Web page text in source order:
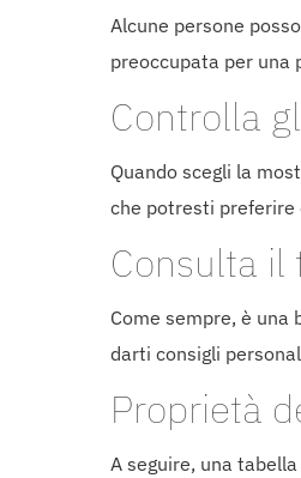
Alcune persone
preoccupata per una
Controlla
Quando scegli la
che potresti preferire
Consulta il
Come sempre, è
darti consigli
Proprietà
A seguire, una